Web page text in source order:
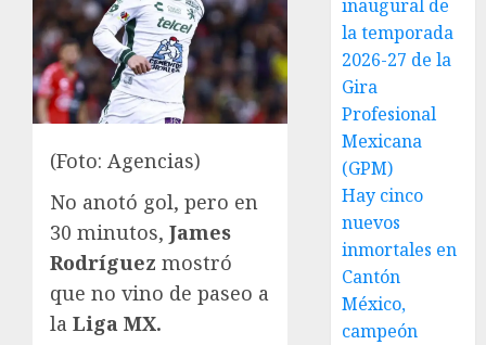
(Foto: Agencias)
No anotó gol, pero en
30 minutos, James
Rodríguez mostró
que no vino de paseo a
la Liga MX.
inaugural de
la temporada
2026-27 de la
Gira
Profesional
Mexicana
(GPM)
Hay cinco
nuevos
inmortales en
Cantón
México,
campeón